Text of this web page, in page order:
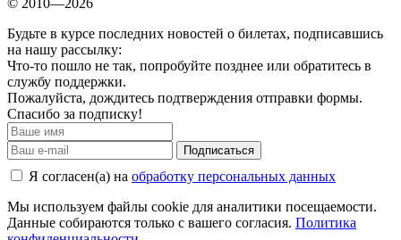
Будьте в курсе последних новостей о билетах, подписавшись
на нашу рассылку:
Что-то пошло не так, попробуйте позднее или обратитесь в
службу поддержки.
Пожалуйста, дождитесь подтверждения отправки формы.
Спасибо за подписку!
Подписаться
Я согласен(а) на обработку персональных данных
Мы используем файлы cookie для аналитики посещаемости.
Данные собираются только с вашего согласия. Политика